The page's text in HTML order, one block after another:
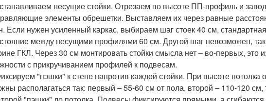
несущие стойки. Отрезаем по высоте ПП-профиль и
элементы обрешетки. Выставляем их через равные
Если нужен усиленный каркас, выбираем шаг стоек 40 см,
между несущими профилями 60 см. Другой шаг невозможен,
ГКЛ. Через 30 см монтировать стойки смысла нет – во-первых, это
с прикручиванием профилей к подвесам.
"пэшки" к стене напротив каждой стойки. При высоте
располагаться так: первый – 55-60 см от пола, второй – 110-120 см,